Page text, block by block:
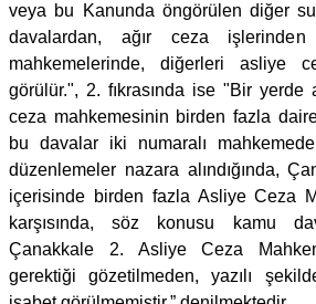
veya bu Kanunda öngörülen diğer
davalardan, ağır ceza
mahkemelerinde, diğerleri asliye
görülür.", 2. fıkrasında ise "Bir yerde
ceza mahkemesinin birden fazla
bu davalar iki numaralı
düzenlemeler nazara alındığında,
içerisinde birden fazla Asliye Ceza
karşısında, söz konusu kamu
Çanakkale 2. Asliye Ceza
gerektiği gözetilmeden, yazılı